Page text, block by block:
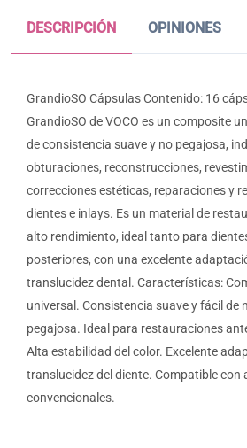
DESCRIPCIÓN OPINIONES
GrandioSO Cápsulas Contenido: 16
GrandioSO de VOCO es un composite
de consistencia suave y no pegajosa,
obturaciones, reconstrucciones,
correcciones estéticas, reparaciones y
dientes e inlays. Es un material de
alto rendimiento, ideal tanto para
posteriores, con una excelente
translucidez dental. Características:
universal. Consistencia suave y fácil de
pegajosa. Ideal para restauraciones
Alta estabilidad del color. Excelente
translucidez del diente. Compatible con
convencionales.